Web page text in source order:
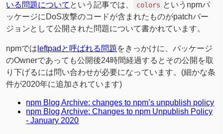
いる問題について という記事では、 colors というnpmパ
ッケージにDoS攻撃のコードが含まれたものがpatchバー
ジョンとして公開された問題について書かれています。
npmでは leftpadと呼ばれる問題 をきっかけに、パッケージ
のOwnerであっても公開後24時間経過するとその公開を取
り下げるには問い合わせが必要になっています。(細かな条
件が2020年に追加されています)
npm Blog Archive: changes to npm’s unpublish policy
npm Blog Archive: Changes to npm Unpublish Policy
- January 2020